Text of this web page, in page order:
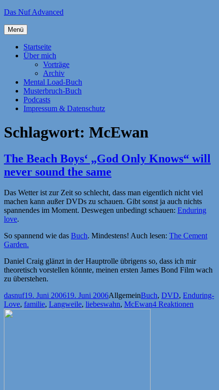
Zum
springen
Das Nuf Advanced
Menü
Startseite
Über mich
Vorträge
Archiv
Mental Load-Buch
Musterbruch-Buch
Podcasts
Impressum & Datenschutz
Schlagwort: McEwan
The Beach Boys‘ „God Only Knows“ will
never sound the same
Das Wetter ist zur Zeit so schlecht, dass man eigentlich nicht viel
machen kann außer DVDs zu schauen. Gibt sonst ja auch nichts
spannendes im Moment. Deswegen unbedingt schauen: Enduring
love.
So spannend wie das Buch. Mindestens! Auch lesen: The Cement
Garden.
Daniel Craig glänzt in der Hauptrolle übrigens so, dass ich mir
theoretisch vorstellen könnte, meinen ersten James Bond Film wach
zu überstehen.
Autor
dasnufVeröffentlicht
am
19. Juni 200619. Juni 2006Kategorien
AllgemeinSchlagwörter
Buch, DVD, Enduring-
Love, familie, Langweile, liebeswahn, McEwan4 Reaktionen